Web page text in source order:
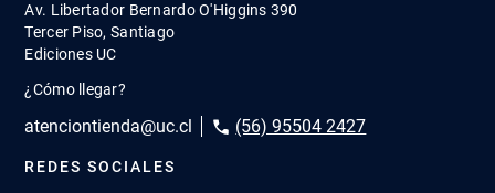
Av. Libertador Bernardo O'Higgins 390
Tercer Piso, Santiago
Ediciones UC
¿Cómo llegar?
atenciontienda@uc.cl (56) 95504 2427
REDES SOCIALES